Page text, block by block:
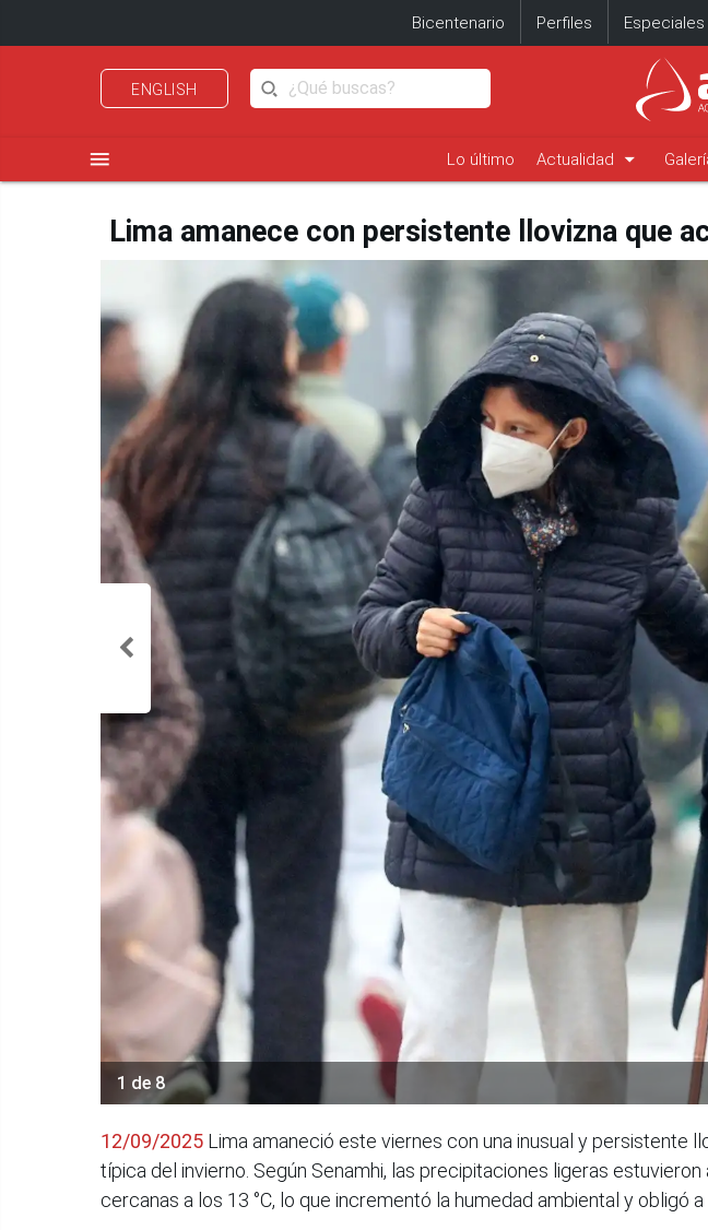
Bicentenario Perfiles Especiales
ENGLISH
menu Lo último Actualidad arrow_drop_down
Lima amanece con persistente llovizna que
1 de 8
12/09/2025 Lima amaneció este viernes con una inusual y persistente
típica del invierno. Según Senamhi, las precipitaciones ligeras
cercanas a los 13 °C, lo que incrementó la humedad ambiental y obligó